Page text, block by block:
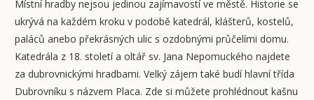
Místní hradby nejsou jedinou zajímavostí ve městě. Historie se
ukrývá na každém kroku v podobě katedrál, klášterů, kostelů,
paláců anebo překrásných ulic s ozdobnými průčelími domu.
Katedrála z 18. století a oltář sv. Jana Nepomuckého najdete
za dubrovnickými hradbami. Velký zájem také budí hlavní třída
Dubrovníku s názvem Placa. Zde si můžete prohlédnout kašnu